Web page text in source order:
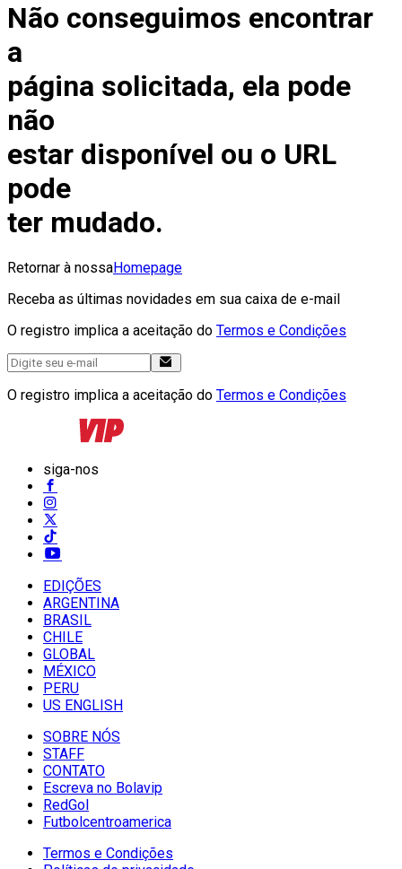
Não conseguimos encontrar
a
página solicitada, ela pode
não
estar disponível ou o URL
pode
ter mudado.
Retornar à nossaHomepage
Receba as últimas novidades em sua caixa de e-mail
O registro implica a aceitação do Termos e Condições
O registro implica a aceitação do Termos e Condições
siga-nos
EDIÇÕES
ARGENTINA
BRASIL
CHILE
GLOBAL
MÉXICO
PERU
US ENGLISH
SOBRE NÓS
STAFF
CONTATO
Escreva no Bolavip
RedGol
Futbolcentroamerica
Termos e Condições